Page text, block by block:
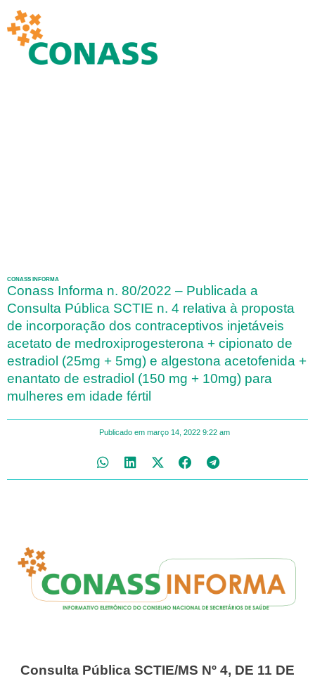
CONASS INFORMA
Conass Informa n. 80/2022 – Publicada a
Consulta Pública SCTIE n. 4 relativa à proposta
de incorporação dos contraceptivos injetáveis
acetato de medroxiprogesterona + cipionato de
estradiol (25mg + 5mg) e algestona acetofenida +
enantato de estradiol (150 mg + 10mg) para
mulheres em idade fértil
Publicado em março 14, 2022 9:22 am
Consulta Pública SCTIE/MS Nº 4, DE 11 DE